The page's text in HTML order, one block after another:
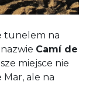
tunelem na
Camí de
miejsce nie
ale na